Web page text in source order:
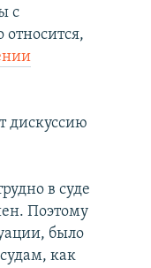
с
дискуссию
в суде
Поэтому
было
как